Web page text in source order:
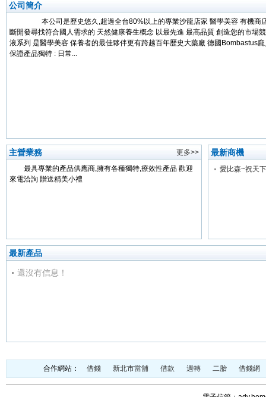
公司簡介
本公司是歷史悠久,超過全台80%以上的專業沙龍店家 醫學美容 有機商
斷開發尋找符合國人需求的 天然健康養生概念 以最先進 最高品質 創造您的市場
液系列 是醫學美容 保養者的最佳夥伴更有跨越百年歷史大藥廠 德國Bombastus
保證產品獨特 : 日常...
更多>>
主營業務
最具專業的產品供應商,擁有各種獨特,療效性產品 歡迎
來電洽詢 贈送精美小禮
最新商機
最新產品
還沒有信息！
合作網站： 借錢 新北市當舖 借款 週轉 二胎 借錢網